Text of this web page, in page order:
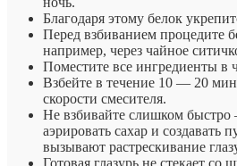
Благодаря этому белок
Перед взбиванием процедите
например, через чайное
Поместите все ингредиенты в
Взбейте в течение 10 — 20
скорости смесителя.
Не взбивайте слишком быстро
аэрировать сахар и создавать
вызывают растрескивание